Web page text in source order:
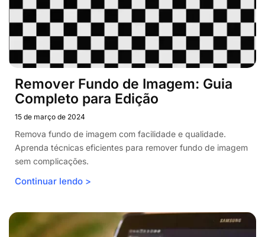
Remover Fundo de Imagem: Guia
Completo para Edição
15 de março de 2024
Remova fundo de imagem com facilidade e qualidade.
Aprenda técnicas eficientes para remover fundo de imagem
sem complicações.
Continuar lendo >